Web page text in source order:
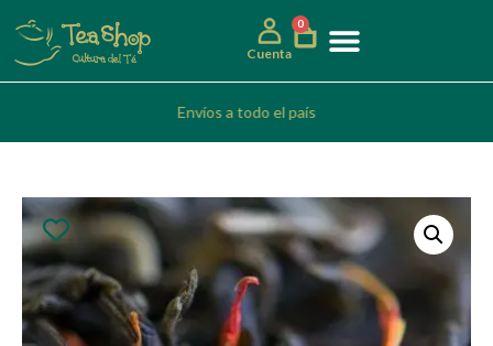
Cuenta
0
Envíos a todo el país